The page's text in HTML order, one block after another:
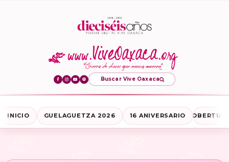
Buscar Vive Oaxaca
INICIO GUELAGUETZA 2026 16 ANIVERSARIO